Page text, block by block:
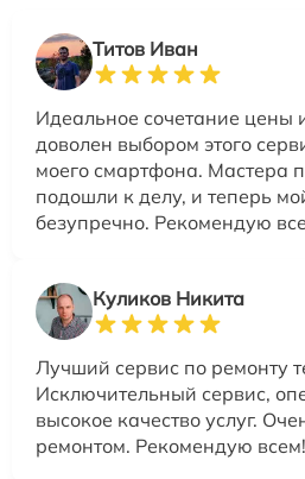
Титов Иван
Идеальное сочетание цены
доволен выбором этого
моего смартфона. Мастера
подошли к делу, и теперь
безупречно. Рекомендую
Куликов Никита
Лучший сервис по ремонту
Исключительный сервис,
высокое качество услуг.
ремонтом. Рекомендую всем!